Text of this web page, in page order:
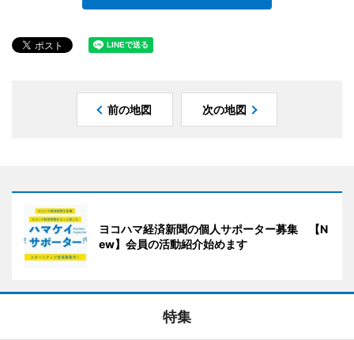
前の地図 次の地図
ヨコハマ経済新聞の個人サポーター募集 【N
ew】会員の活動紹介始めます
特集